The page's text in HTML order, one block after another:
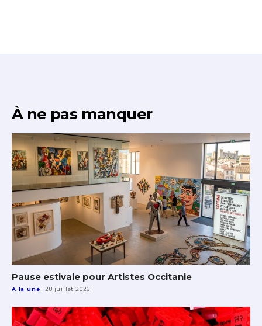
À ne pas manquer
Pause estivale pour Artistes Occitanie
A la une 28 juillet 2026